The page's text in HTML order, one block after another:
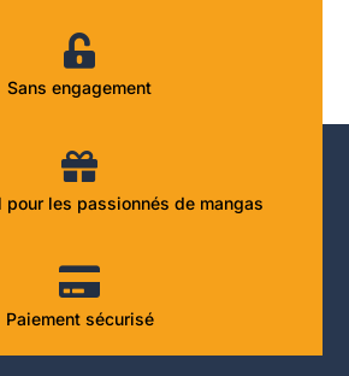
Sans engagement
pour les passionnés de mangas
Paiement sécurisé